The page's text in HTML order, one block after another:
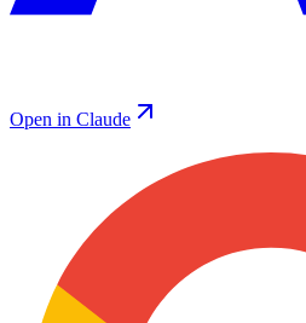
Open in Claude